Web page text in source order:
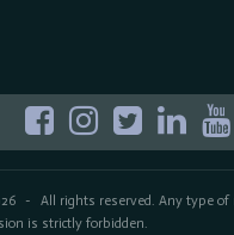
- All rights reserved. Any type of
is strictly forbidden.